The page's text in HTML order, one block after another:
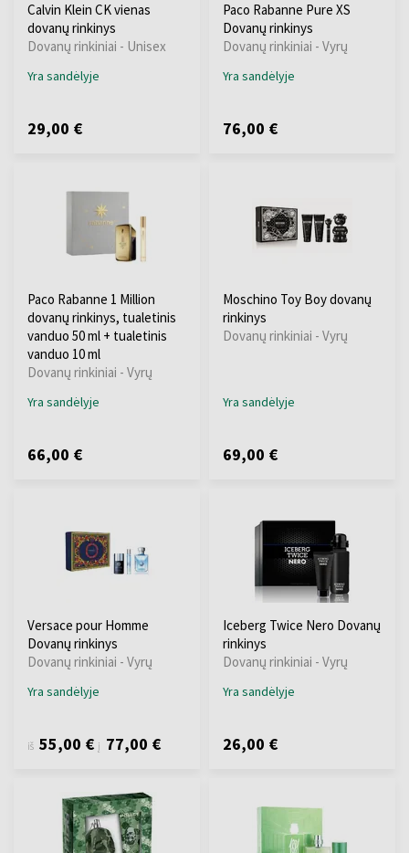
Calvin Klein CK vienas
dovanų rinkinys
Dovanų rinkiniai - Unisex
Yra sandėlyje
29,00 €
Paco Rabanne Pure XS
Dovanų rinkinys
Dovanų rinkiniai - Vyrų
Yra sandėlyje
76,00 €
Paco Rabanne 1 Million
dovanų rinkinys, tualetinis
vanduo 50 ml + tualetinis
vanduo 10 ml
Dovanų rinkiniai - Vyrų
Yra sandėlyje
66,00 €
Moschino Toy Boy dovanų
rinkinys
Dovanų rinkiniai - Vyrų
Yra sandėlyje
69,00 €
Versace pour Homme
Dovanų rinkinys
Dovanų rinkiniai - Vyrų
Yra sandėlyje
iš 55,00 € į 77,00 €
Iceberg Twice Nero Dovanų
rinkinys
Dovanų rinkiniai - Vyrų
Yra sandėlyje
26,00 €